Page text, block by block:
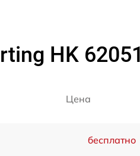
HK
Цена
бесплатно